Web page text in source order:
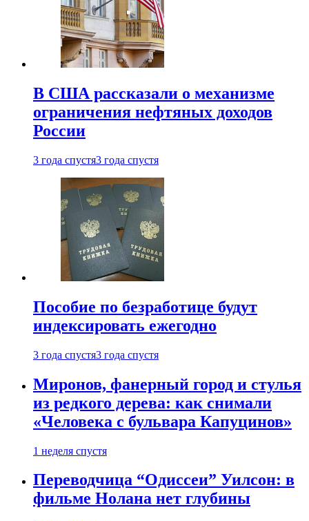
В США рассказали о механизме
ограничения нефтяных доходов
России
3 года спустя3 года спустя
Пособие по безработице будут
индексировать ежегодно
3 года спустя3 года спустя
Миронов, фанерный город и стулья
из редкого дерева: как снимали
«Человека с бульвара Капуцинов»
1 неделя спустя
Переводчица “Одиссеи” Уилсон: в
фильме Нолана нет глубины